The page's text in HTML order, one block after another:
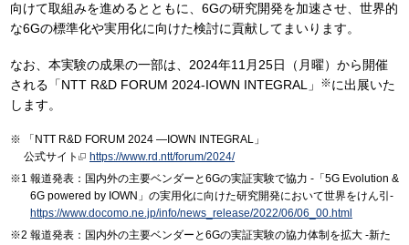
向けて取組みを進めるとともに、6Gの研究開発を加速させ、世界的
な6Gの標準化や実用化に向けた検討に貢献してまいります。
なお、本実験の成果の一部は、2024年11月25日（月曜）から開催
される「NTT R&D FORUM 2024-IOWN INTEGRAL」
※に出展いた
します。
「NTT R&D FORUM 2024 ―IOWN INTEGRAL」
公式サイト
https://www.rd.ntt/forum/2024/
報道発表：国内外の主要ベンダーと6Gの実証実験で協力 -「5G Evolution &
6G powered by IOWN」の実用化に向けた研究開発において世界をけん引-
https://www.docomo.ne.jp/info/news_release/2022/06/06_00.html
報道発表：国内外の主要ベンダーと6Gの実証実験の協力体制を拡大 -新た